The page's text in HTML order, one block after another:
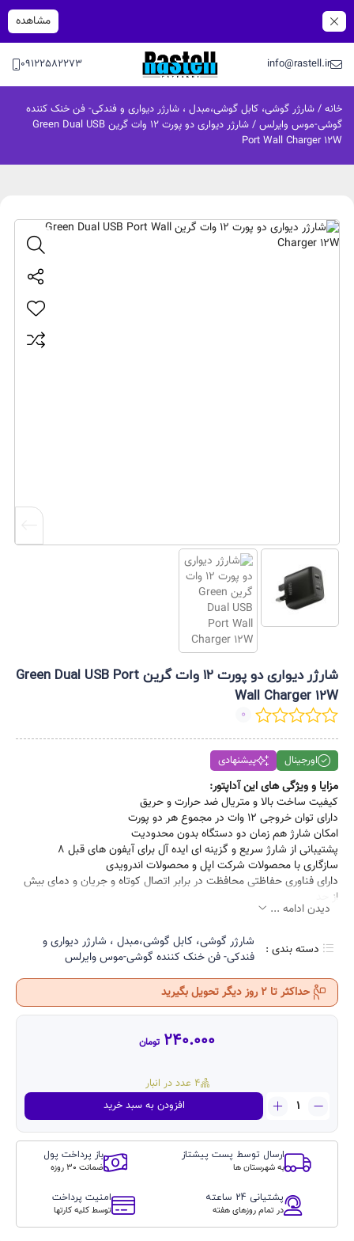
مشاهده
info@rastell.ir
09122582273
خانه / شارژر گوشی، کابل گوشی،مبدل ، شارژر دیواری و فندکی- فن خنک کننده
گوشی-موس وایرلس
/ شارژر دیواری دو پورت ۱۲ وات گرین Green Dual USB
Port Wall Charger 12W
شارژر دیواری دو پورت ۱۲ وات گرین Green Dual USB Port
Wall Charger 12W
0
اورجینال پیشنهادی
مزایا و ویژگی های این آداپتور:
کیفیت ساخت بالا و متریال ضد حرارت و حریق
دارای توان خروجی ۱۲ وات در مجموع هر دو پورت
امکان شارژ هم زمان دو دستگاه بدون محدودیت
پشتیبانی از شارژ سریع و گزینه ای ایده آل برای آیفون های قبل ۸
سازگاری با محصولات شرکت اپل و محصولات اندرویدی
دارای فناوری حفاظتی محافظت در برابر اتصال کوتاه و جریان و دمای بیش
از حد
دیدن ادامه ...
دسته بندی :
شارژر گوشی، کابل گوشی،مبدل ، شارژر دیواری و
فندکی- فن خنک کننده گوشی-موس وایرلس
حداکثر تا 2 روز دیگر تحویل بگیرید
240.000 تومان
4 عدد در انبار
دو
Green
Dual
افزودن به سبد خرید
ارسال توسط پست پیشتاز
به شهرستان ها
باز پرداخت پول
ضمانت 30 روزه
پشتیانی 24 ساعته
در تمام روزهای هفته
امنیت پرداخت
توسط کلیه کارتها